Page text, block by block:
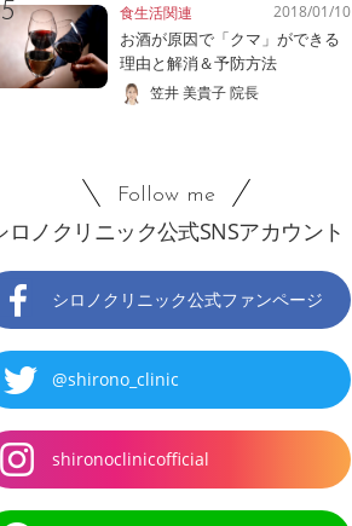
食生活関連 2018/01/10
お酒が原因で「クマ」ができる
理由と解消＆予防方法
笠井 美貴子 院長
Follow me
ロノクリニック公式SNSアカウント
シロノクリニック公式ファンページ
@shirono_clinic
shironoclinicofficial